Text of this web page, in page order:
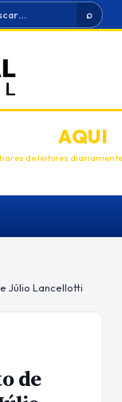
⌕
AQUI
de leitores diariamente
Júlio Lancellotti
de